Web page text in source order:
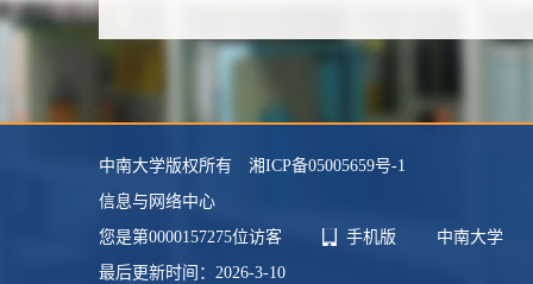
毕业院校： 中南大学
中南大学版权所有 湘ICP备05005659号-1
信息与网络中心
您是第0000157275位访客 手机版
中南大学
最后更新时间： 2026-3-10